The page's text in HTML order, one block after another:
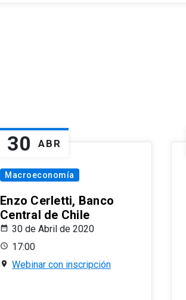
30 ABR
Macroeconomía
Enzo Cerletti, Banco
Central de Chile
30 de Abril de 2020
17:00
Webinar con inscripción